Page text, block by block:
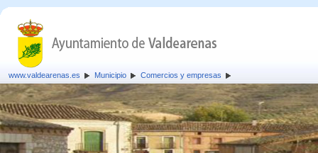
www.valdearenas.es Municipio Comercios y empresas